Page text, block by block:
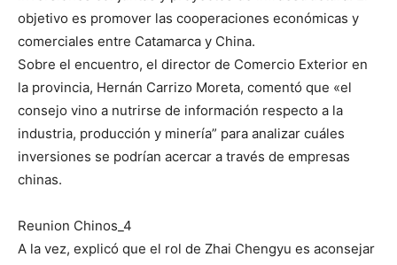
objetivo es promover las cooperaciones económicas y
comerciales entre Catamarca y China.
Sobre el encuentro, el director de Comercio Exterior en
la provincia, Hernán Carrizo Moreta, comentó que «el
consejo vino a nutrirse de información respecto a la
industria, producción y minería” para analizar cuáles
inversiones se podrían acercar a través de empresas
chinas.
Reunion Chinos_4
A la vez, explicó que el rol de Zhai Chengyu es aconsejar